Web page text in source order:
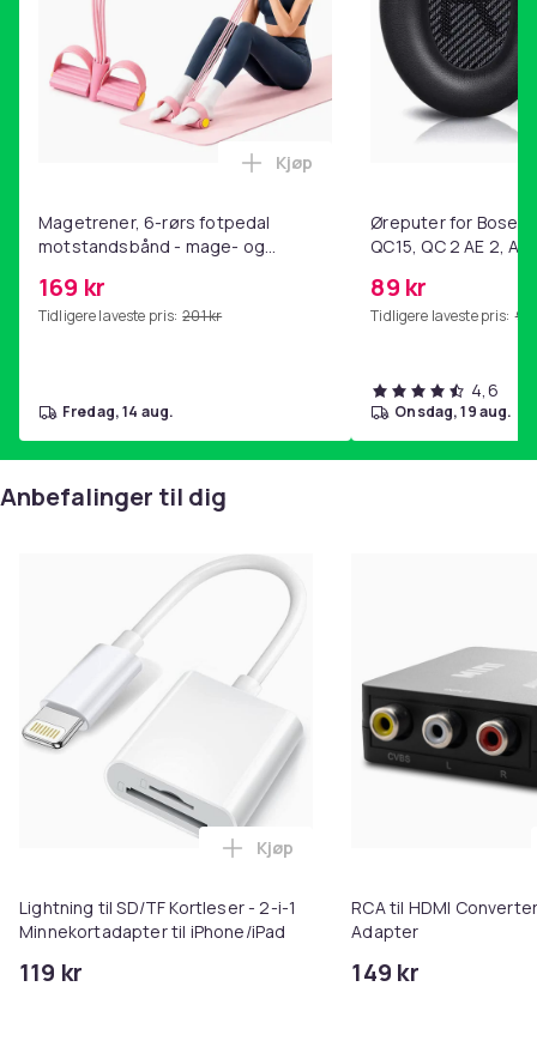
Magetrener, 6-rørs fotpedal
motstandsbånd - mage- og
hjemmegymnastikk Pink
169 kr
Tidligere laveste pris: 201 kr
Legg Magetrener, 6-rørs
Kjøp
fredag, 14 aug.
Øreputer for Bose
QC15, QC 2 AE 2, AE
89 kr
Tidligere laveste pris: 99
4,6
onsdag, 19 aug.
Anbefalinger til dig
Lightning til SD/TF Kortleser - 2-i-1
Minnekortadapter til iPhone/iPad
119 kr
Legg Lightning til SD/TF
Kjøp
RCA til HDMI
Adapter
149 kr